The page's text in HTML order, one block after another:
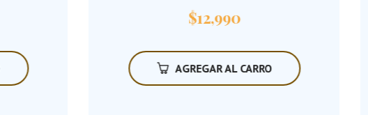
$12,990
AGREGAR AL CARRO